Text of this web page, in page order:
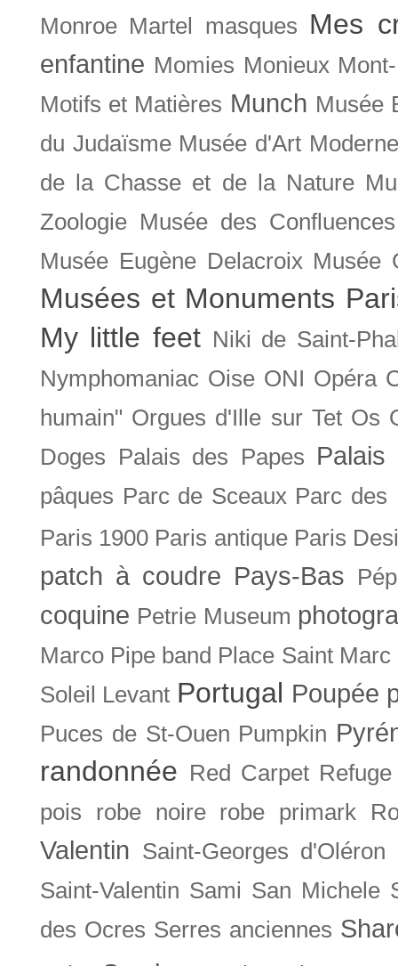
Monroe Martel masques Mes
enfantine Momies Monieux
Motifs et Matières Munch Musée
du Judaïsme Musée d'Art
de la Chasse et de la Nature
Zoologie Musée des Confluences
Musée Eugène Delacroix Musée
Musées et Monuments
My little feet Niki de Saint-
Nymphomaniac Oise ONI Opéra
humain" Orgues d'Ille sur Tet Os
Doges
Palais des Papes Palais
pâques Parc de Sceaux Parc des
Paris 1900 Paris antique Paris
patch à coudre Pays-Bas
coquine Petrie Museum
Marco Pipe band Place Saint Marc
Soleil Levant Portugal Poupée
Puces de St-Ouen Pumpkin
randonnée Red Carpet Refuge
pois
robe noire robe primark
Valentin Saint-Georges d'Oléron
Saint-Valentin Sami San Michele
des Ocres Serres anciennes